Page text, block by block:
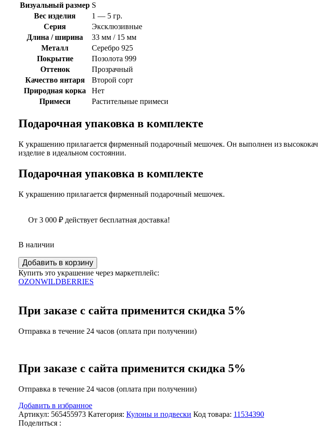
Визуальный размер S
Вес изделия
1 — 5 гр.
Серия
Эксклюзивные
Длина / ширина
33 мм / 15 мм
Металл
Серебро 925
Покрытие
Позолота 999
Оттенок
Прозрачный
Качество янтаря
Второй сорт
Природная корка
Нет
Примеси
Растительные примеси
Подарочная упаковка в комплекте
К украшению прилагается фирменный подарочный мешочек. Он выполнен из
изделие в идеальном состоянии.
Подарочная упаковка в комплекте
К украшению прилагается фирменный подарочный мешочек.
От 3 000 ₽ действует бесплатная доставка!
В наличии
Количество
Небольшая
янтарная
подвеска
3,06
Добавить в корзину
Купить это украшение через маркетплейс:
OZONWILDBERRIES
При заказе с сайта применится скидка 5%
Отправка в течение 24 часов (оплата при получении)
При заказе с сайта применится скидка 5%
Отправка в течение 24 часов (оплата при получении)
Добавить в избранное
Артикул: 565455973 Категория: Кулоны и подвески Код товара: 11534390
Поделиться :